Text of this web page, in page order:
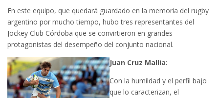
En este equipo, que quedará guardado en la memoria del rugby
argentino por mucho tiempo, hubo tres representantes del
Jockey Club Córdoba que se convirtieron en grandes
protagonistas del desempeño del conjunto nacional.
Juan Cruz Mallia:
Con la humildad y el perfil bajo
que lo caracterizan, el